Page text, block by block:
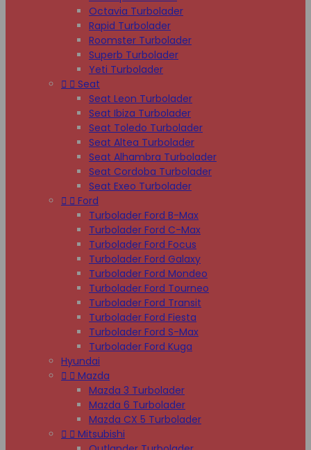
Octavia Turbolader
Rapid Turbolader
Roomster Turbolader
Superb Turbolader
Yeti Turbolader
  Seat
Seat Leon Turbolader
Seat Ibiza Turbolader
Seat Toledo Turbolader
Seat Altea Turbolader
Seat Alhambra Turbolader
Seat Cordoba Turbolader
Seat Exeo Turbolader
  Ford
Turbolader Ford B-Max
Turbolader Ford C-Max
Turbolader Ford Focus
Turbolader Ford Galaxy
Turbolader Ford Mondeo
Turbolader Ford Tourneo
Turbolader Ford Transit
Turbolader Ford Fiesta
Turbolader Ford S-Max
Turbolader Ford Kuga
Hyundai
  Mazda
Mazda 3 Turbolader
Mazda 6 Turbolader
Mazda CX 5 Turbolader
  Mitsubishi